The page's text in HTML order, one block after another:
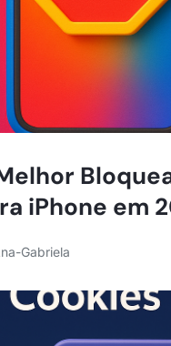
iPhone em
Gabriela